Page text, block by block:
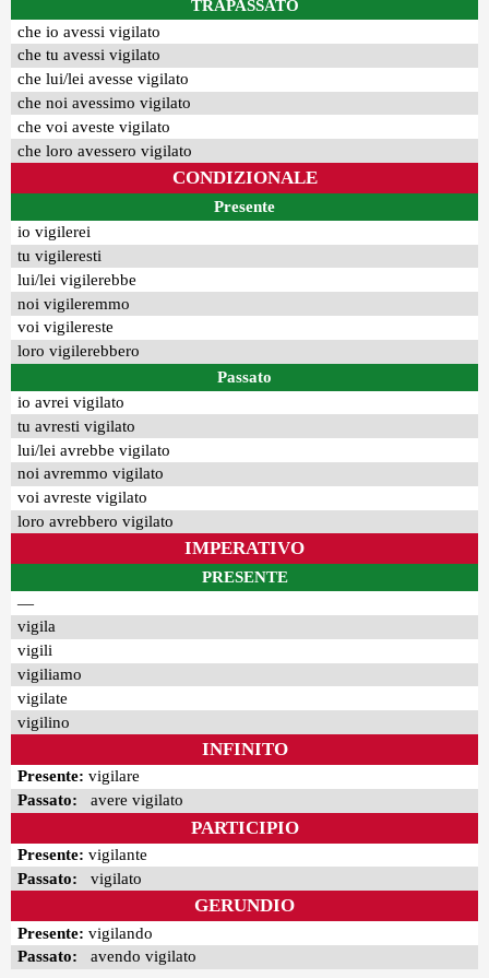
TRAPASSATO
che io avessi vigilato
che tu avessi vigilato
che lui/lei avesse vigilato
che noi avessimo vigilato
che voi aveste vigilato
che loro avessero vigilato
CONDIZIONALE
Presente
io vigilerei
tu vigileresti
lui/lei vigilerebbe
noi vigileremmo
voi vigilereste
loro vigilerebbero
Passato
io avrei vigilato
tu avresti vigilato
lui/lei avrebbe vigilato
noi avremmo vigilato
voi avreste vigilato
loro avrebbero vigilato
IMPERATIVO
PRESENTE
—
vigila
vigili
vigiliamo
vigilate
vigilino
INFINITO
Presente: vigilare
Passato: avere vigilato
PARTICIPIO
Presente: vigilante
Passato: vigilato
GERUNDIO
Presente: vigilando
Passato: avendo vigilato